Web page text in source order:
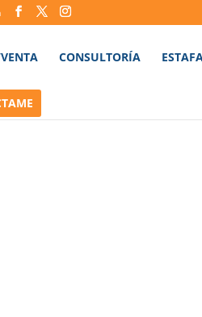
CONSULTORÍA